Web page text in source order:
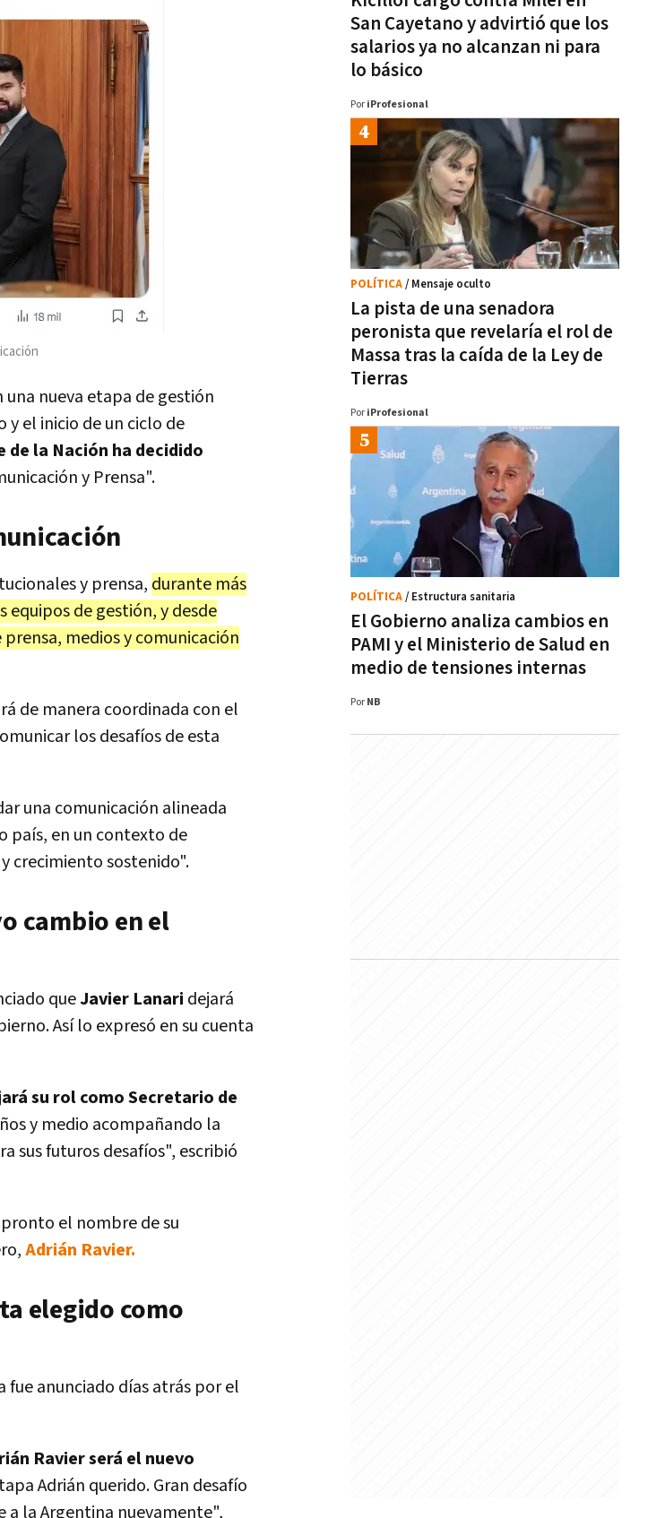
nueva etapa de gestión
el inicio de un ciclo de
de la Nación ha decidido
y Prensa".
y prensa, durante más
de gestión, y desde
medios y comunicación
de manera coordinada con el
los desafíos de esta
una comunicación alineada
país, en un contexto de
crecimiento sostenido".
cambio en el
queJavier Lanari dejará
Así lo expresó en su cuenta
su rol como Secretario de
y medio acompañando la
sus futuros desafíos", escribió
el nombre de su
Adrián Ravier.
elegido como
fue anunciado días atrás por el
Ravier será el nuevo
Adrián querido. Gran desafío
a la Argentina nuevamente",
San Cayetano y advirtió que los
salarios ya no alcanzan ni para
lo básico
Por iProfesional
La pista de una senadora
peronista que revelaría el rol de
Massa tras la caída de la Ley de
Tierras
POLÍTICA/ Mensaje oculto
Por iProfesional
El Gobierno analiza cambios en
PAMI y el Ministerio de Salud en
medio de tensiones internas
POLÍTICA/ Estructura sanitaria
Por NB